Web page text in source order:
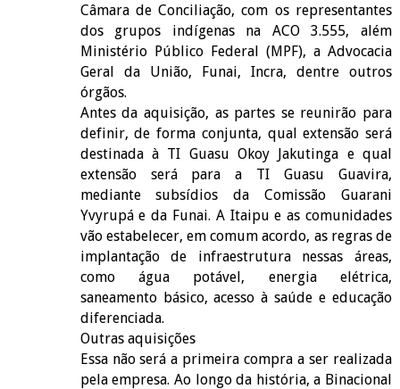
Câmara de Conciliação, com os representantes
dos grupos indígenas na ACO 3.555, além
Ministério Público Federal (MPF), a Advocacia
Geral da União, Funai, Incra, dentre outros
órgãos.
Antes da aquisição, as partes se reunirão para
definir, de forma conjunta, qual extensão será
destinada à TI Guasu Okoy Jakutinga e qual
extensão será para a TI Guasu Guavira,
mediante subsídios da Comissão Guarani
Yvyrupá e da Funai. A Itaipu e as comunidades
vão estabelecer, em comum acordo, as regras de
implantação de infraestrutura nessas áreas,
como água potável, energia elétrica,
saneamento básico, acesso à saúde e educação
diferenciada.
Outras aquisições
Essa não será a primeira compra a ser realizada
pela empresa. Ao longo da história, a Binacional